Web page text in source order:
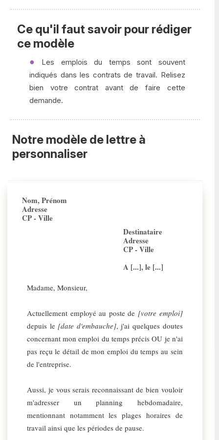
Ce qu'il faut savoir pour rédiger
ce modèle
Les emplois du temps sont souvent
indiqués dans les contrats de travail. Relisez
bien votre contrat avant de faire cette
demande.
Notre modèle de lettre à
personnaliser
Nom, Prénom
Adresse
CP - Ville
Destinataire
Adresse
CP - Ville
A [...], le [...]
Madame, Monsieur,
Actuellement employé au poste de [votre emploi]
depuis le [date d'embauche], j'ai quelques doutes
concernant mon emploi du temps précis OU je n'ai
pas reçu le détail de mon emploi du temps au sein
de l'entreprise.
Aussi, je vous serais reconnaissant de bien vouloir
m'adresser un planning hebdomadaire,
mentionnant notamment les plages horaires de
travail ainsi que les périodes de pause.